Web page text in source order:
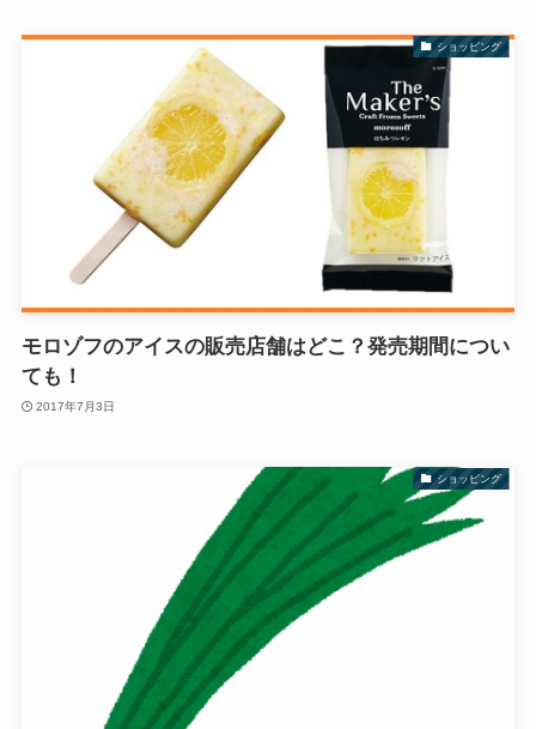
ショッピング
モロゾフのアイスの販売店舗はどこ？発売期間につい
ても！
2017年7月3日
ショッピング